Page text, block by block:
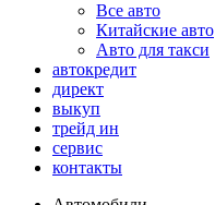
Все авто
Китайские авто
Авто для такси
автокредит
директ
выкуп
трейд ин
сервис
контакты